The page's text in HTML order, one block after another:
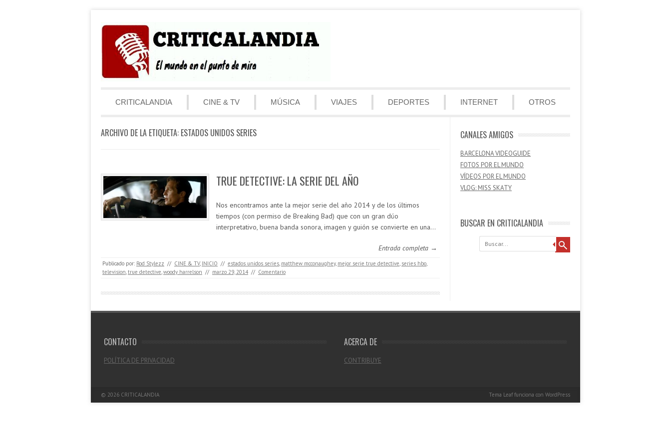
Menú
CRITICALANDIA
CINE & TV MÚSICA VIAJES DEPORTES INTERNET OTROS
ARCHIVO DE LA ETIQUETA: ESTADOS UNIDOS SERIES
TRUE DETECTIVE: LA SERIE DEL AÑO
Nos encontramos ante la mejor serie del año 2014 y de los últimos
tiempos (con permiso de Breaking Bad) que con un gran dúo
interpretativo, buena banda sonora, imagen y guión se convierte en una…
Entrada completa →
Publicado por: Rod Stylezz // CINE & TV, INICIO // estados unidos series, matthew mcconaughey, mejor serie true detective, series hbo,
television,true detective,woody harrelson // marzo 29, 2014 // Comentario
CANALES AMIGOS
BARCELONA VIDEOGUIDE
FOTOS POR EL MUNDO
VÍDEOS POR EL MUNDO
VLOG: MISS SKATY
BUSCAR EN CRITICALANDIA
Buscar
CONTACTO
POLÍTICA DE PRIVACIDAD
ACERCA DE
CONTRIBUYE
© 2026 CRITICALANDIA Tema Leaffunciona con WordPress